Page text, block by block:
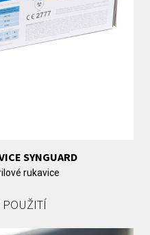
SYNGUARD
rukavice
POUŽITÍ